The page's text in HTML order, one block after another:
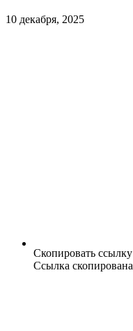
10 декабря, 2025
Скопировать ссылку
Ссылка скопирована